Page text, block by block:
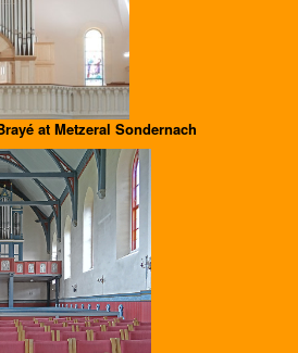
at Metzeral Sondernach